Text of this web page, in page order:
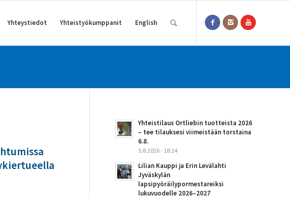
Yhteystiedot Yhteistyökumppanit English
Yhteistilaus Ortliebin tuotteista 2026
– tee tilauksesi viimeistään torstaina
6.8.
5.8.2026 - 18:24
Lilian Kauppi ja Erin Levälahti
Jyväskylän
lapsipyöräilypormestareiksi
lukuvuodelle 2026–2027